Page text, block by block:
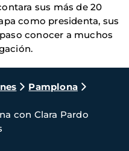
sus más de 20
como presidenta, sus
conocer a muchos
Pamplona
con Clara Pardo